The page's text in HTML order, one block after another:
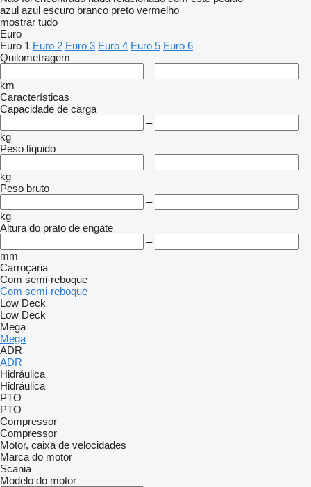
azul azul escuro branco preto vermelho
mostrar tudo
Euro
Euro 1 Euro 2 Euro 3 Euro 4 Euro 5 Euro 6
Quilometragem
–
km
Características
Capacidade de carga
–
kg
Peso líquido
–
kg
Peso bruto
–
kg
Altura do prato de engate
–
mm
Carroçaria
Com semi-reboque
Com semi-reboque
Low Deck
Low Deck
Mega
Mega
ADR
ADR
Hidráulica
Hidráulica
PTO
PTO
Compressor
Compressor
Motor, caixa de velocidades
Marca do motor
Scania
Modelo do motor